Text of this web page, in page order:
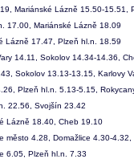
Mariánské Lázně 15.50-15.51,
17.00, Mariánské Lázně 18.09
Lázně 17.47, Plzeň hl.n. 18.59
14.11, Sokolov 14.34-14.36,
Sokolov 13.13-13.15, Karlovy
Plzeň hl.n. 5.13-5.15,
22.56, Svojšín 23.42
Lázně 18.40, Cheb 19.10
město 4.28, Domažlice 4.30-
6.05, Plzeň hl.n. 7.33